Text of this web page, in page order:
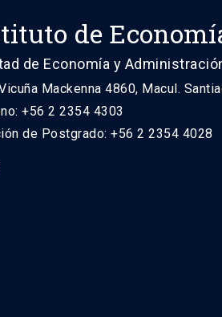
de
de Economía y
Mackenna 4860, Macul.
+56 2 2354 4303
de Postgrado: +56 2 2354 4028